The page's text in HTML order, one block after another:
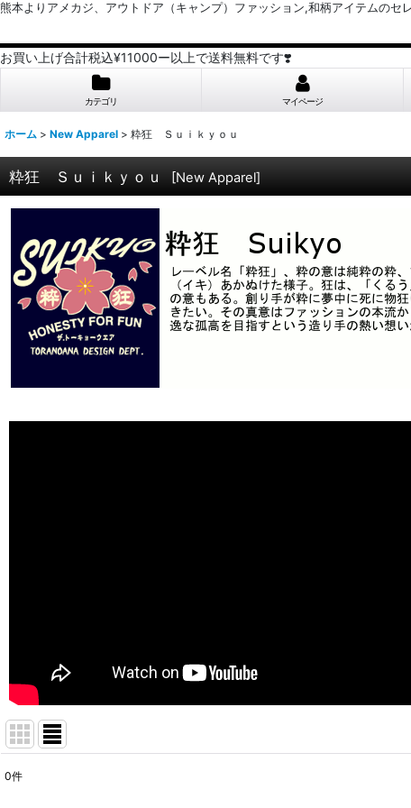
熊本よりアメカジ、アウトドア（キャンプ）ファッション,和柄アイテムの
お買い上げ合計税込¥11000ー以上で送料無料です❣️
カテゴリ マイページ
ホーム > New Apparel > 粋狂 Ｓｕｉｋｙｏｕ
粋狂 Ｓｕｉｋｙｏｕ [New Apparel]
0件